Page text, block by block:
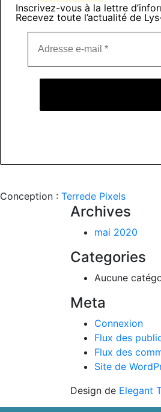
Inscrivez-vous à la lettre
Recevez toute l’actualité de
Conception : Terrede Pixels
Archives
mai 2020
Categories
Aucune
Meta
Connexion
Flux des
Flux des
Site de
Design de Elegant